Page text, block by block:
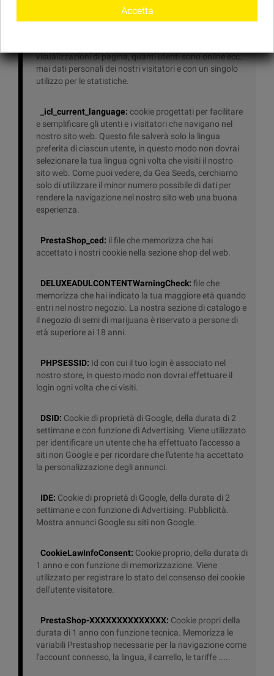
visualizzazioni di pagina, quanti utenti sono online ecc.
mai dati personali dei nostri visitatori e con un singolo
utilizzo per le statistiche.
_icl_current_language: cookie progettati per facilitare
e semplificare gli utenti e i visitatori che navigano nel
nostro sito web. Questo file salverà solo la lingua
preferita di ciascun utente, in questo modo non dovrai
selezionare la tua lingua ogni volta che visiti il ​​nostro
sito web. Come puoi vedere, da Gea Seeds, cerchiamo
solo di utilizzare il minor numero possibile di dati per
rendere la navigazione nel nostro sito web una buona
esperienza.
PrestaShop_ced: il file che memorizza che hai
accettato i nostri cookie nella sezione shop del web.
DELUXEADULCONTENTWarningCheck: file che
memorizza che hai indicato la tua maggiore età quando
entri nel nostro negozio. La nostra sezione di catalogo e
il negozio di semi di marijuana è riservato a persone di
età superiore ai 18 anni.
PHPSESSID: Id con cui il tuo login è associato nel
nostro store, in questo modo non dovrai effettuare il
login ogni volta che ci visiti.
DSID: Cookie di proprietà di Google, della durata di 2
settimane e con funzione di Advertising. Viene utilizzato
per identificare un utente che ha effettuato l'accesso a
siti non Google e per ricordare che l'utente ha accettato
la personalizzazione degli annunci.
IDE: Cookie di proprietà di Google, della durata di 2
settimane e con funzione di Advertising. Pubblicità.
Mostra annunci Google su siti non Google.
CookieLawInfoConsent: Cookie proprio, della durata di
1 anno e con funzione di memorizzazione. Viene
utilizzato per registrare lo stato del consenso dei cookie
dell'utente visitatore.
PrestaShop-XXXXXXXXXXXXXX: Cookie propri della
durata di 1 anno con funzione tecnica. Memorizza le
variabili Prestashop necessarie per la navigazione come
l'account connesso, la lingua, il carrello, le tariffe .....
Accetta